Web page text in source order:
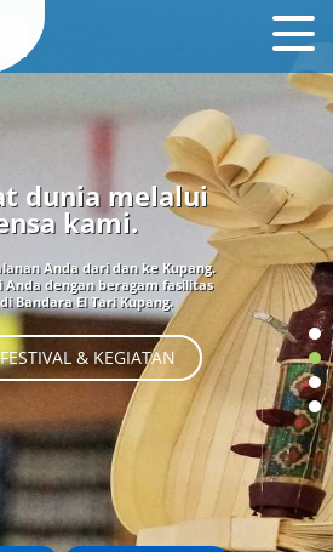
dunia melalui
kami.
Anda dari dan ke Kupang.
Anda dengan beragam fasilitas
Bandara El Tari Kupang.
& KEGIATAN